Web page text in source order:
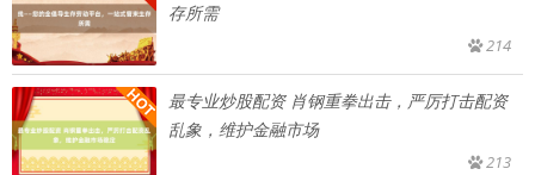
存所需
214
最专业炒股配资 肖钢重拳出击，严厉打击配资
乱象，维护金融市场
213